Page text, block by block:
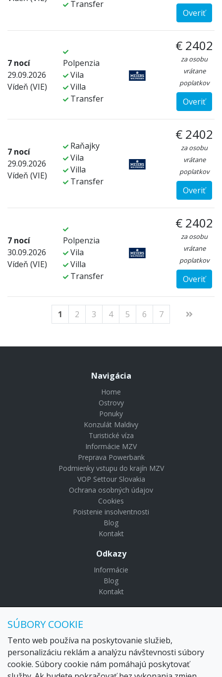
Transfer
Overiť
7 nocí
29.09.2026
Vídeň (VIE)
Polpenzia
Vila
Villa
Transfer
€ 2402
za osobu
vrátane
poplatkov
Overiť
7 nocí
29.09.2026
Vídeň (VIE)
Raňajky
Vila
Villa
Transfer
€ 2402
za osobu
vrátane
poplatkov
Overiť
7 nocí
30.09.2026
Vídeň (VIE)
Polpenzia
Vila
Villa
Transfer
€ 2402
za osobu
vrátane
poplatkov
Overiť
1 2 3 4 5 6 7
Navigácia
Home
Ostrovy
Ponuky
Konzulát Maldivy
Turistické víza
Informácie MZV
Preprava Powerbank
Podmienky vstupu do krajín MZV
VOP Settour Slovakia
Ochrana osobných údajov
Cookies
Poistenie insolventnosti
Blog
Kontakt
Odkazy
Informácie
Blog
Kontakt
Maldivy.sk je značkou
Sídlo:Lazaretská 29, Bratislava 81109
Email:settour@settour.sk
Telefón: 02 529 279 17, 529 328 68-9
IČO: 36179825
SÚBORY COOKIE
Tento web používa na poskytovanie služieb,
personalizáciu reklám a analýzu návštevnosti súbory
cookie. Súbory cookie nám pomáhajú poskytovať